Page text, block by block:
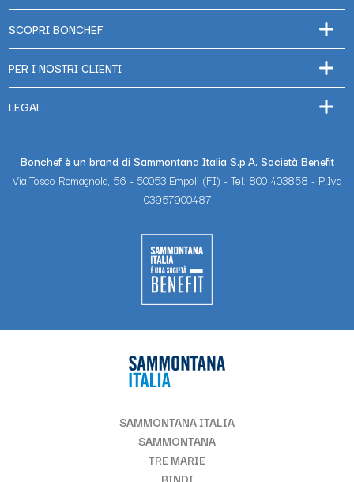
SCOPRI BONCHEF
PER I NOSTRI CLIENTI
LEGAL
Bonchef è un brand di Sammontana Italia S.p.A. Società Benefit
Via Tosco Romagnola, 56 - 50053 Empoli (FI) - Tel. 800 403858 - P.Iva
03957900487
SAMMONTANA ITALIA
SAMMONTANA
TRE MARIE